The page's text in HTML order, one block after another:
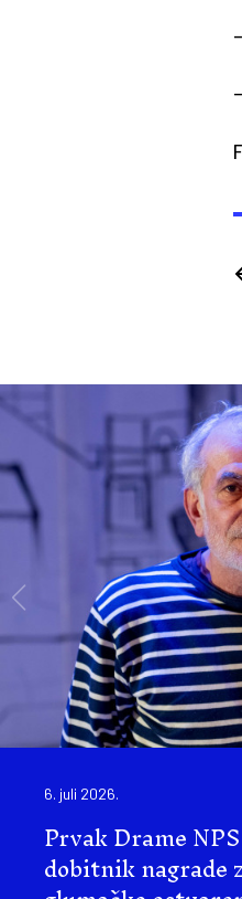
6. juli 2026.
Prvak Drame
dobitnik nagrade